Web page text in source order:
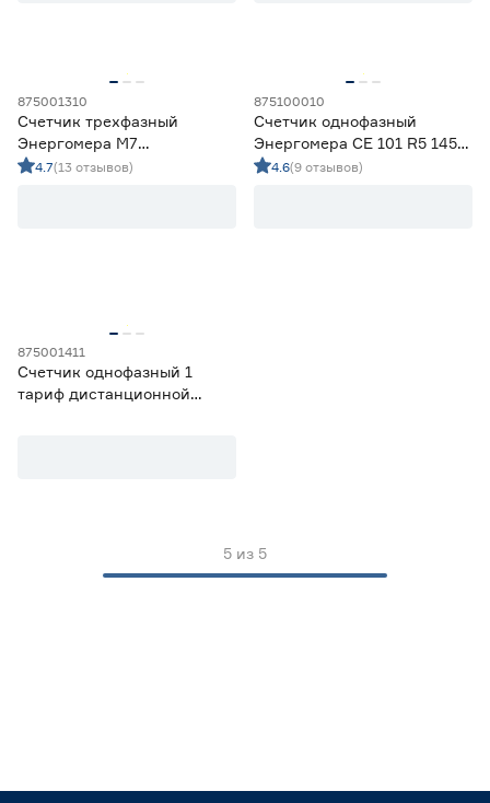
Энергомера
Страна производства
5 лет
875001310
Счетчик трехфазный
Энергомера M7
однотарифный 5(60)А
4.7(13 отзывов)
875100010
Счетчик однофазный
Энергомера СЕ 101 R5 145
M 4.6(9 отзывов)
875001411
Счетчик однофазный 1
тариф дистанционной
5 из 5